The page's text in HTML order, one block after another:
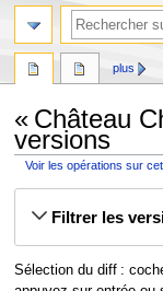
« Château
versions
Voir les opérations sur
Filtrer les
Sélection du diff :
plus